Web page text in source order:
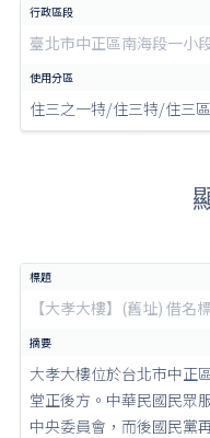
臺北市中正區南海段一小
住三之一特/住三特/住三
【大孝大樓】(舊址) 借名
大孝大樓位於台北市中正
堂正後方。中華民國民眾
中央委員會，而後國民黨